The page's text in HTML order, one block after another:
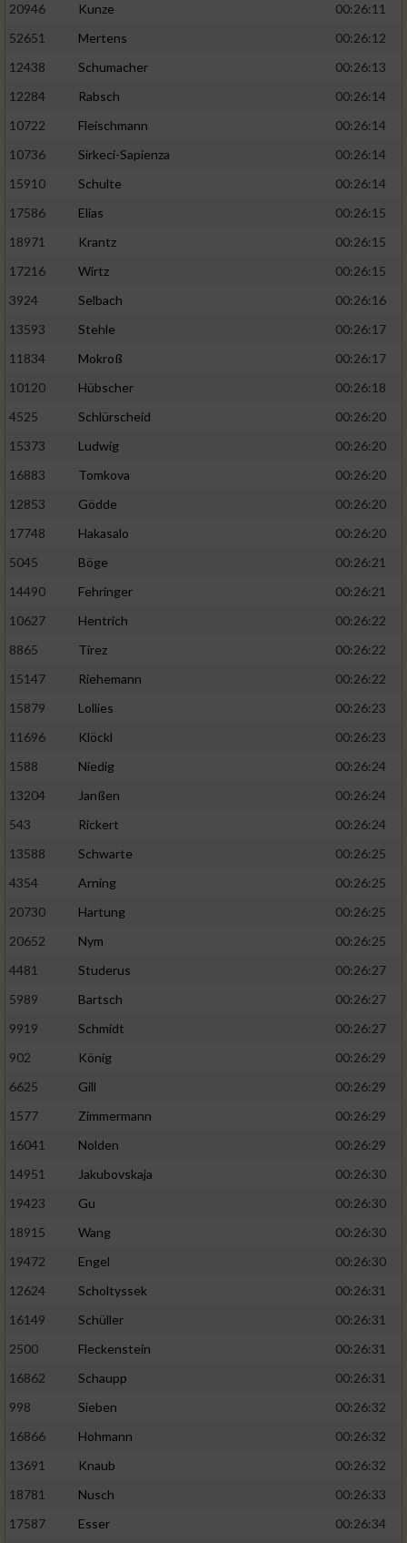
20946
Kunze
00:26:11
52651
Mertens
00:26:12
12438
Schumacher
00:26:13
12284
Rabsch
00:26:14
10722
Fleischmann
00:26:14
10736
Sirkeci-Sapienza
00:26:14
15910
Schulte
00:26:14
17586
Elias
00:26:15
18971
Krantz
00:26:15
17216
Wirtz
00:26:15
3924
Selbach
00:26:16
13593
Stehle
00:26:17
11834
Mokroß
00:26:17
10120
Hübscher
00:26:18
4525
Schlürscheid
00:26:20
15373
Ludwig
00:26:20
16883
Tomkova
00:26:20
12853
Gödde
00:26:20
17748
Hakasalo
00:26:20
5045
Böge
00:26:21
14490
Fehringer
00:26:21
10627
Hentrich
00:26:22
8865
Tirez
00:26:22
15147
Riehemann
00:26:22
15879
Lollies
00:26:23
11696
Klöckl
00:26:23
1588
Niedig
00:26:24
13204
Janßen
00:26:24
543
Rickert
00:26:24
13588
Schwarte
00:26:25
4354
Arning
00:26:25
20730
Hartung
00:26:25
20652
Nym
00:26:25
4481
Studerus
00:26:27
5989
Bartsch
00:26:27
9919
Schmidt
00:26:27
902
König
00:26:29
6625
Gill
00:26:29
1577
Zimmermann
00:26:29
16041
Nolden
00:26:29
14951
Jakubovskaja
00:26:30
19423
Gu
00:26:30
18915
Wang
00:26:30
19472
Engel
00:26:30
12624
Scholtyssek
00:26:31
16149
Schüller
00:26:31
2500
Fleckenstein
00:26:31
16862
Schaupp
00:26:31
998
Sieben
00:26:32
16866
Hohmann
00:26:32
13691
Knaub
00:26:32
18781
Nusch
00:26:33
17587
Esser 00:26:34